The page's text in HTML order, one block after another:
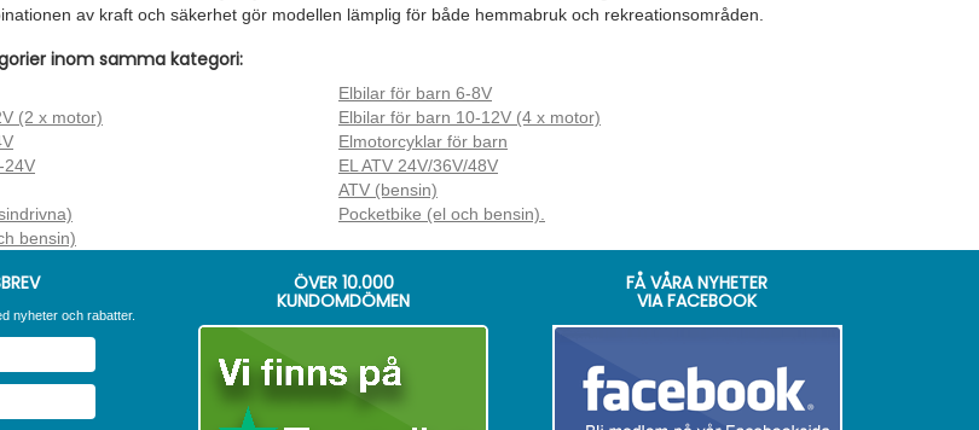
av kraft och säkerhet gör modellen lämplig för både hemmabruk och rekreationsområden.
inom samma kategori:
Elbilar för barn 6-8V
(2 x motor)
Elbilar för barn 10-12V (4 x motor)
Elmotorcyklar för barn
24V
EL ATV 24V/36V/48V
ATV (bensin)
Pocketbike (el och bensin).
bensin)
nyheter och rabatter.
ÖVER 10.000
KUNDOMDÖMEN
FÅ VÅRA NYHETER
VIA FACEBOOK